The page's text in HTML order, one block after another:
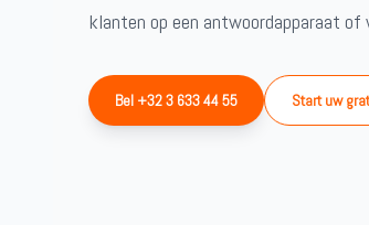
klanten op een antwoordapparaat
Bel +32 3 633 44 55 Start uw